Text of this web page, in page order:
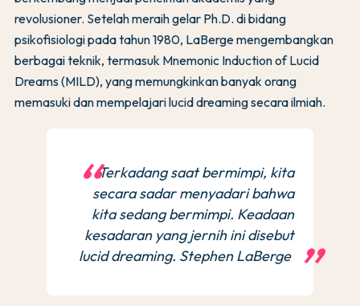
revolusioner. Setelah meraih gelar Ph.D. di bidang
psikofisiologi pada tahun 1980, LaBerge mengembangkan
berbagai teknik, termasuk Mnemonic Induction of Lucid
Dreams (MILD), yang memungkinkan banyak orang
memasuki dan mempelajari lucid dreaming secara ilmiah.
Terkadang saat bermimpi, kita
secara sadar menyadari bahwa
kita sedang bermimpi. Keadaan
kesadaran yang jernih ini disebut
lucid dreaming. Stephen LaBerge